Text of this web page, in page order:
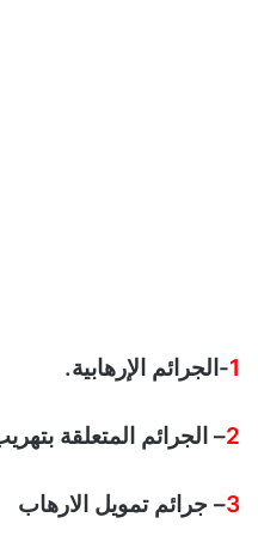
1-الجرائم الإرهابية.
2– الجرائم المتعلقة
3– جرائم تمويل الارهاب